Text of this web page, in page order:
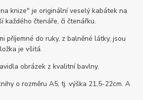
knize" je originální veselý kabátek na
každého čtenáře, či čtenářku.
příjemné do ruky, z balněné látky, jsou
je všitá.
obrázek z kvalitní bavlny.
o rozměru A5, tj. výška 21,5-22cm. A